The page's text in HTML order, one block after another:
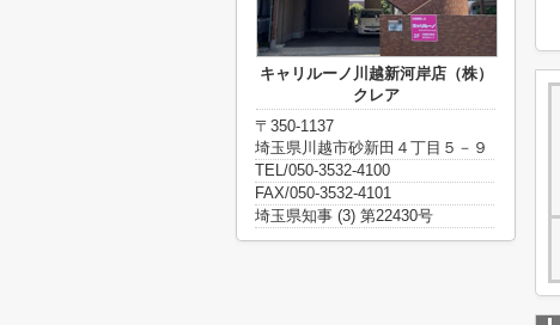
キャリルーノ川越新河岸店（株）
クレア
〒350-1137
埼玉県川越市砂新田４丁目５－９
TEL/050-3532-4100
FAX/050-3532-4101
埼玉県知事 (3) 第22430号